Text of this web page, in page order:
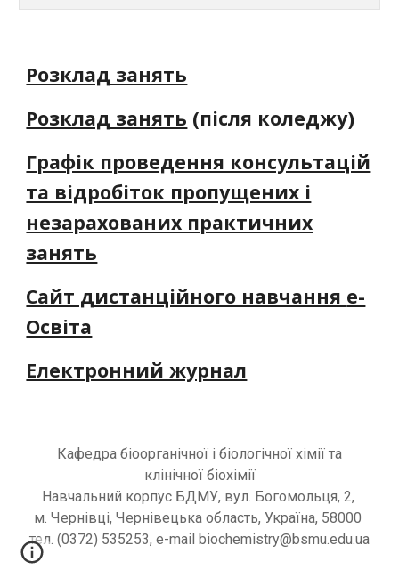
Розклад занять
Розклад занять (після коледжу)
Графік проведення консультацій
та відробіток пропущених і
незарахованих практичних
занять
Сайт дистанційного навчання e-
Освіта
Електронний журнал
Кафедра біоорганічної і біологічної хімії та
клінічної біохімії
Навчальний корпус БДМУ, вул. Богомольця, 2,
м. Чернівці, Чернівецька область, Україна, 58000
тел. (0372) 535253, e-mail bioсhemistry@bsmu.edu.ua